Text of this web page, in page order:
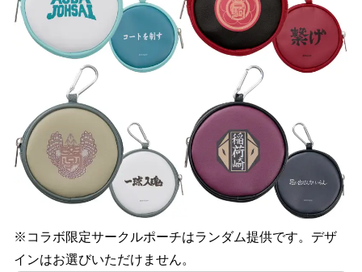
※コラボ限定サークルポーチはランダム提供です。デザ
インはお選びいただけません。